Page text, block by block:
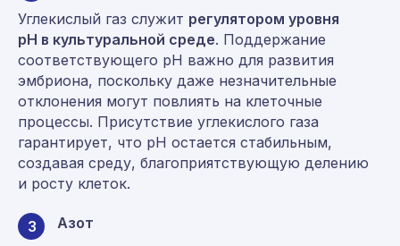
Углекислый газ служит регулятором уровня
pH в культуральной среде. Поддержание
соответствующего pH важно для развития
эмбриона, поскольку даже незначительные
отклонения могут повлиять на клеточные
процессы. Присутствие углекислого газа
гарантирует, что рН остается стабильным,
создавая среду, благоприятствующую делению
и росту клеток.
3
Азот